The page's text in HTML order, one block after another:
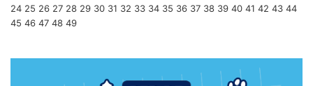
24 25 26 27 28 29 30 31 32 33 34 35 36 37 38 39 40 41 42 43 44
45 46 47 48 49